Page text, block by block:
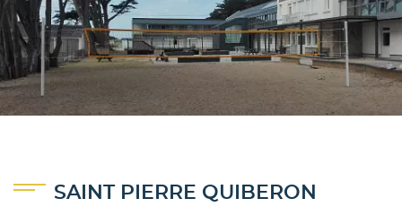
ACTIVITÉS
SCOLAIRES
COLONIES
SAINT PIERRE QUIBERON